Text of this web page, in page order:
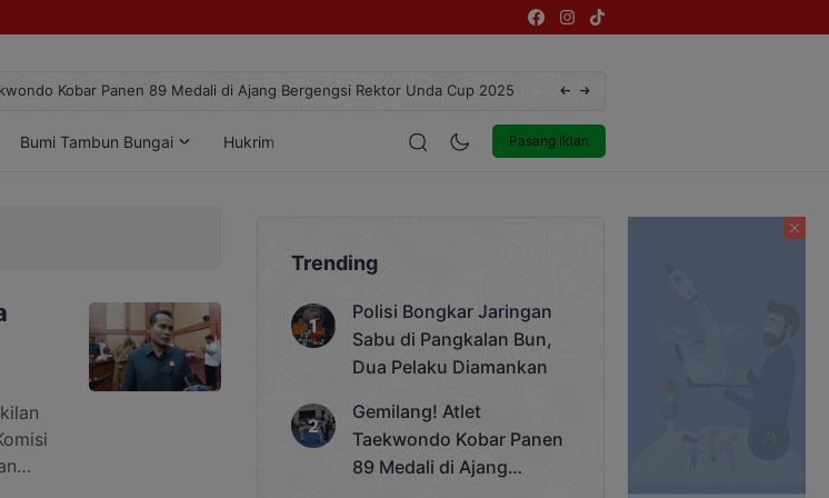
Kobar Panen 89 Medali di Ajang Bergengsi Rektor Unda Cup 2025 Terekam CCTV, Pelaku Curanmor di
Pasang Iklan
Bumi Tambun Bungai Hukrim Entertainment
Trending
Polisi Bongkar Jaringan
Sabu di Pangkalan Bun,
Dua Pelaku Diamankan
Gemilang! Atlet
Taekwondo Kobar Panen
89 Medali di Ajang